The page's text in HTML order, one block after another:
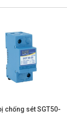
chống sét SGT50-